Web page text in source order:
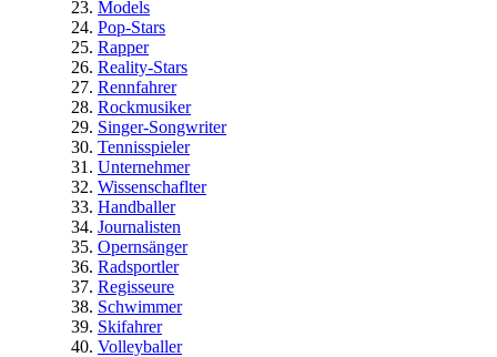
Models
Pop-Stars
Rapper
Reality-Stars
Rennfahrer
Rockmusiker
Singer-Songwriter
Tennisspieler
Unternehmer
Wissenschaflter
Handballer
Journalisten
Opernsänger
Radsportler
Regisseure
Schwimmer
Skifahrer
Volleyballer